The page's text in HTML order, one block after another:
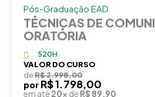
Pós-Graduação EAD
TÉCNICAS DE
ORATÓRIA
520H
VALOR DO CURSO
deR$ 2.998,00
por R$ 1.798,00
em até 20x de R$ 89,90